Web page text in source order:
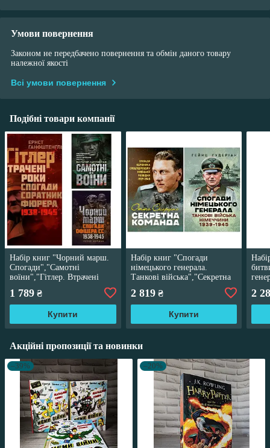
Умови повернення
Законом не передбачено повернення та обмін даного товару
належної якості
Всі умови повернення
Подібні товари компанії
Набір книг "Чорний марш.
Спогади","Самотні
воїни","Гітлер. Втрачені
фюрера. 1938-1945"
1 789 ₴
Купити
Набір книг "Спогади
німецького генерала.
Танкові війська","Секретна
команда. Спогади керівника
спецпідрозділу"
2 819₴
Купити
2
Акційні пропозиції та новинки
–39% –20%